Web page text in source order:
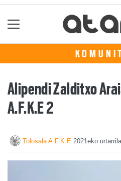
Alipendi Zalditxo
A.F.K.E 2
Tolosala A.F.K.E 2021eko